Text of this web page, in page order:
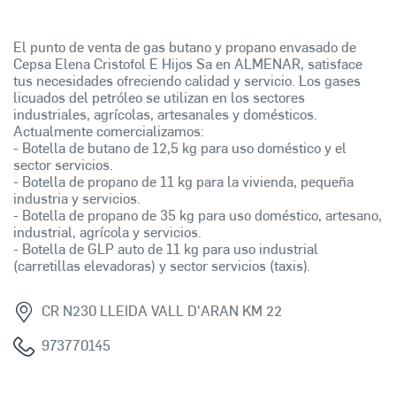
El punto de venta de gas butano y propano envasado de
Cepsa Elena Cristofol E Hijos Sa en ALMENAR, satisface
tus necesidades ofreciendo calidad y servicio. Los gases
licuados del petróleo se utilizan en los sectores
industriales, agrícolas, artesanales y domésticos.
Actualmente comercializamos:
- Botella de butano de 12,5 kg para uso doméstico y el
sector servicios.
- Botella de propano de 11 kg para la vivienda, pequeña
industria y servicios.
- Botella de propano de 35 kg para uso doméstico, artesano,
industrial, agrícola y servicios.
- Botella de GLP auto de 11 kg para uso industrial
(carretillas elevadoras) y sector servicios (taxis).
CR N230 LLEIDA VALL D'ARAN KM 22
973770145